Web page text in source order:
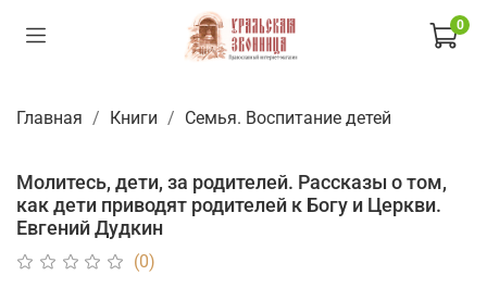
0
Главная Книги Семья. Воспитание детей
Молитесь, дети, за родителей. Рассказы о том,
как дети приводят родителей к Богу и Церкви.
Евгений Дудкин
(0)